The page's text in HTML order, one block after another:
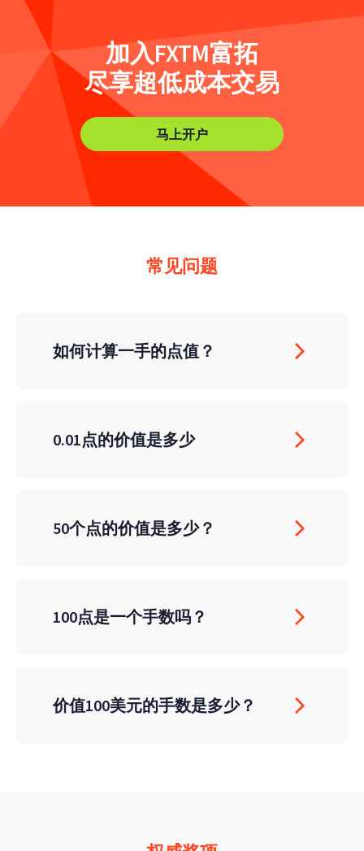
加入FXTM富拓​
尽享超低成本交易​
马上开户
常见问题
如何计算一手的点值？
0.01点的价值是多少
50个点的价值是多少？
100点是一个手数吗？
价值100美元的手数是多少？